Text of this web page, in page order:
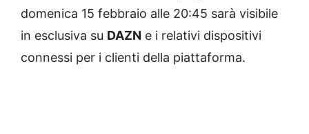
domenica 15 febbraio alle 20:45 sarà visibile
in esclusiva su DAZN e i relativi dispositivi
connessi per i clienti della piattaforma.